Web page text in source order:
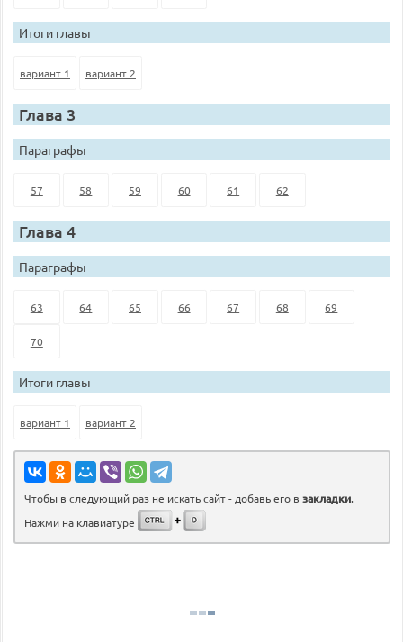
Итоги главы
вариант 1 вариант 2
Глава 3
Параграфы
57 58 59 60 61 62
Глава 4
Параграфы
63 64 65 66 67 68 69
70
Итоги главы
вариант 1 вариант 2
Чтобы в следующий раз не искать сайт - добавь его в закладки.
Нажми на клавиатуре